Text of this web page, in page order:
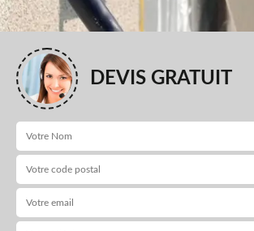
DEVIS GRATUIT